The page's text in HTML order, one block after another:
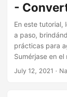
-
En este tutorial,
a paso,
prácticas para
Sumérjase en
documentos
July 12, 2021 ·